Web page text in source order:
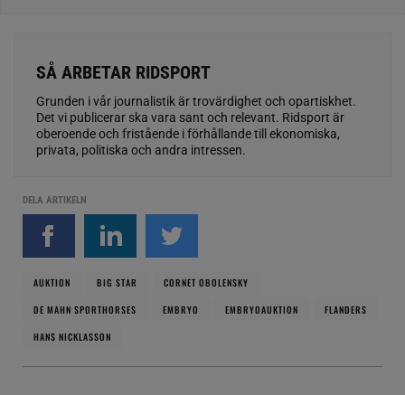
SÅ ARBETAR RIDSPORT
Grunden i vår journalistik är trovärdighet och opartiskhet.
Det vi publicerar ska vara sant och relevant. Ridsport är
oberoende och fristående i förhållande till ekonomiska,
privata, politiska och andra intressen.
DELA ARTIKELN
AUKTION BIG STAR
CORNET OBOLENSKY
DE MAHN SPORTHORSES
EMBRYO EMBRYOAUKTION
FLANDERS
HANS NICKLASSON